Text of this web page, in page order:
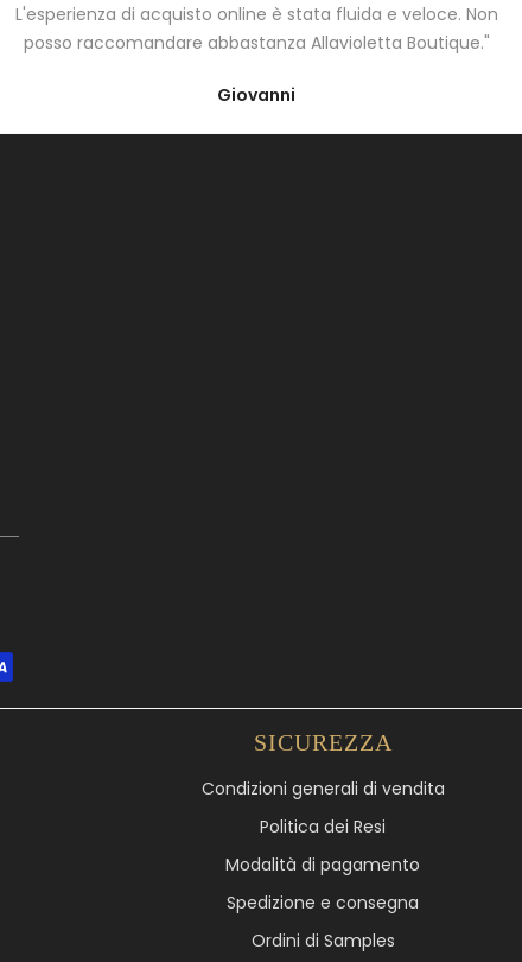
L'esperienza di acquisto online è stata fluida e veloce. Non
posso raccomandare abbastanza Allavioletta Boutique."
Giovanni
SICUREZZA
Condizioni generali di vendita
Politica dei Resi
Modalità di pagamento
Spedizione e consegna
Ordini di Samples